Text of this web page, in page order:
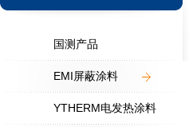
国测产品
EMI屏蔽涂料
YTHERM电发热涂料